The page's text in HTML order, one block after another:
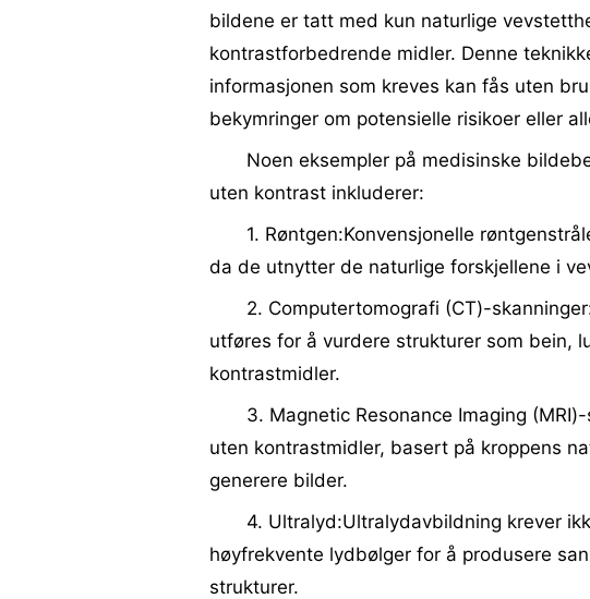
bildene er tatt med kun naturlige
kontrastforbedrende midler. Denne
informasjonen som kreves kan fås uten
bekymringer om potensielle risikoer eller
Noen eksempler på medisinske
uten kontrast inkluderer:
1. Røntgen:Konvensjonelle
da de utnytter de naturlige forskjellene i
2. Computertomografi (CT)-
utføres for å vurdere strukturer som bein,
kontrastmidler.
3. Magnetic Resonance Imaging
uten kontrastmidler, basert på kroppens
generere bilder.
4. Ultralyd:Ultralydavbildning krever
høyfrekvente lydbølger for å produsere
strukturer.